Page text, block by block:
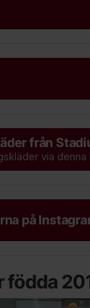
från
via denna
på
födda